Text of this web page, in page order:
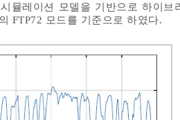
뮬레이션 모델을 기반으로 하이
의 FTP72 모드를 기준으로 하였다.